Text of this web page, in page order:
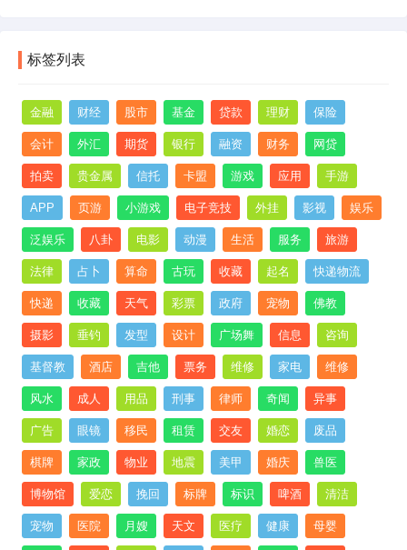
标签列表
金融 财经 股市 基金 贷款 理财 保险
会计 外汇 期货 银行 融资 财务 网贷
拍卖 贵金属 信托 卡盟 游戏 应用 手游
APP 页游 小游戏 电子竞技 外挂 影视 娱乐
泛娱乐 八卦 电影 动漫 生活 服务 旅游
法律 占卜 算命 古玩 收藏 起名 快递物流
快递 收藏 天气 彩票 政府 宠物 佛教
摄影 垂钓 发型 设计 广场舞 信息 咨询
基督教 酒店 吉他 票务 维修 家电 维修
风水 成人 用品 刑事 律师 奇闻 异事
广告 眼镜 移民 租赁 交友 婚恋 废品
棋牌 家政 物业 地震 美甲 婚庆 兽医
博物馆 爱恋 挽回 标牌 标识 啤酒 清洁
宠物 医院 月嫂 天文 医疗 健康 母婴